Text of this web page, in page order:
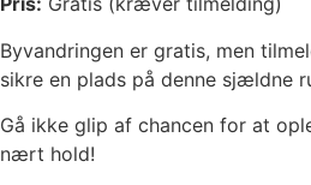
Byvandringen er gratis, men
sikre en plads på denne sjældne
Gå ikke glip af chancen for at
nært hold!